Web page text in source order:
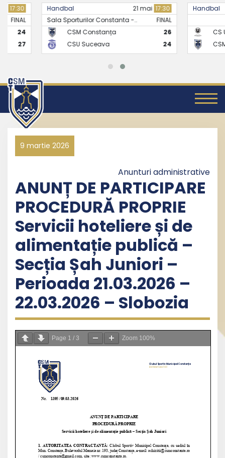
Handbal
17:30
Sala Sporturilor Constanta -..
FINAL
CSM Constanța
CSU Suceava
Handbal
CS
CSM
9 martie 2026
Anunturi administrative
ANUNȚ DE PARTICIPARE
PROCEDURĂ PROPRIE
Servicii hoteliere și de
alimentație publică –
Secția Șah Juniori –
Perioada 21.03.2026 –
22.03.2026 – Slobozia
Page 1 / 3 Zoom 100%